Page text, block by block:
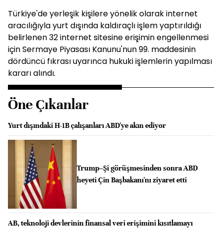
Türkiye'de yerleşik kişilere yönelik olarak internet
aracılığıyla yurt dışında kaldıraçlı işlem yaptırıldığı
belirlenen 32 internet sitesine erişimin engellenmesi
için Sermaye Piyasası Kanunu'nun 99. maddesinin
dördüncü fıkrası uyarınca hukuki işlemlerin yapılması
kararı alındı.
Öne Çıkanlar
Yurt dışındaki H-1B çalışanları ABD'ye akın ediyor
Trump–Şi görüşmesinden sonra ABD
heyeti Çin Başbakanı'nı ziyaret etti
AB, teknoloji devlerinin finansal veri erişimini kısıtlamayı